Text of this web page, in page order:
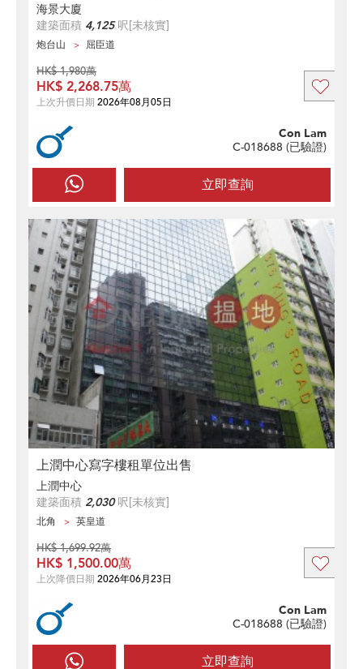
海景大廈
建築面積 4,125呎[未核實]
炮台山 屈臣道
立即查詢
Con Lam
C-018688 (已驗證)
HK$ 1,980萬
HK$ 2,268.75萬
上次升價日期 2026年08月05日
上潤中心寫字樓租單位出售
上潤中心
建築面積 2,030呎[未核實]
北角 英皇道
立即查詢
Con Lam
C-018688 (已驗證)
HK$ 1,699.92萬
HK$ 1,500.00萬
上次降價日期 2026年06月23日